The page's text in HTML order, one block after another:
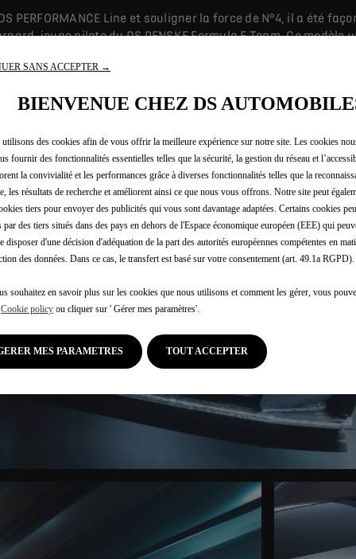
PERFORMANCE Line et souligner la force de N°4, il a été
jeune pilote du DS PENSKE Formula E Team. Ce
surbaissée et ses voies élargies empruntent les
SANS ACCEPTER →
BIENVENUE CHEZ DS
des cookies afin de vous offrir la meilleure expérience sur notre site. Les cookies
fournir des fonctionnalités essentielles telles que la sécurité, la gestion du réseau et
la convivialité et les performances grâce à diverses fonctionnalités telles que la
les résultats de recherche et améliorent ainsi ce que nous vous offrons. Notre site peut
tiers pour envoyer des publicités qui vous sont davantage adaptées. Certains cookies
par des tiers situés dans des pays en dehors de l'Espace économique européen (EEE) qui
disposer d'une décision d'adéquation de la part des autorités européennes compétentes en
des données. Dans ce cas, le transfert est basé sur votre consentement (art. 49.1a RGPD).
souhaitez en savoir plus sur les cookies que nous utilisons et comment les gérer, vous
Cookie policy ou cliquer sur ' Gérer mes paramètres'.
GERER MES PARAMETRES TOUT ACCEPTER